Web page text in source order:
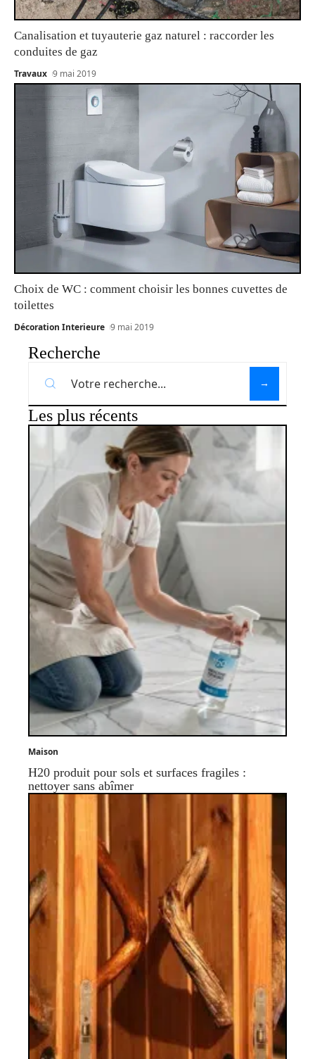
Canalisation et tuyauterie gaz naturel : raccorder les
conduites de gaz
Travaux 9 mai 2019
Choix de WC : comment choisir les bonnes cuvettes de
toilettes
Décoration Interieure 9 mai 2019
Recherche
Les plus récents
Maison
H20 produit pour sols et surfaces fragiles :
nettoyer sans abîmer